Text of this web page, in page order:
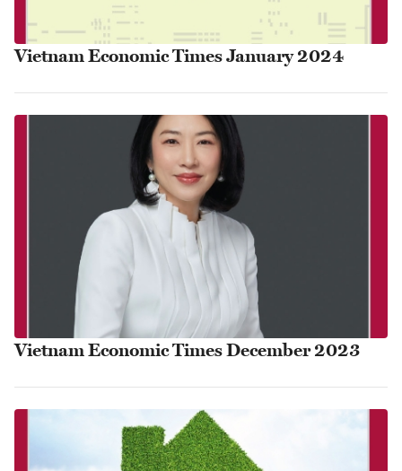
Vietnam Economic Times January 2024
Vietnam Economic Times December 2023